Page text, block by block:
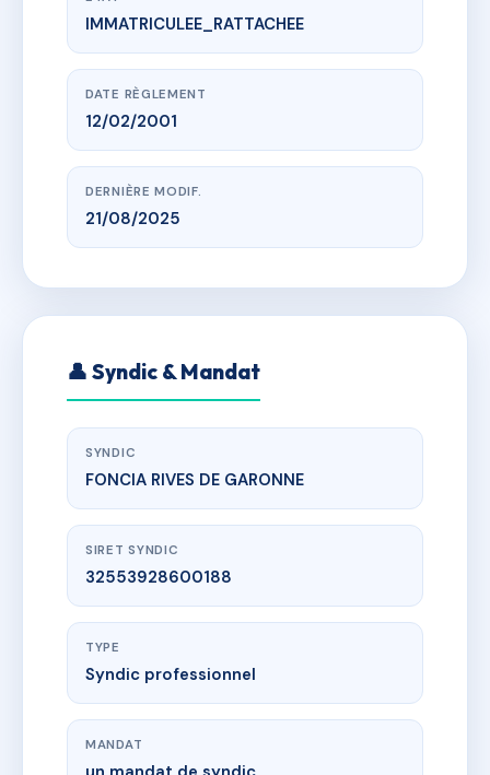
www.vme.plus/AC6517940
LES PRELUDES
r de l'ecole, 47550 Boé
IMMATRICULEE_RATTACHEE
DATE RÈGLEMENT
12/02/2001
DERNIÈRE MODIF.
21/08/2025
👤 Syndic & Mandat
SYNDIC
FONCIA RIVES DE GARONNE
SIRET SYNDIC
32553928600188
TYPE
Syndic professionnel
MANDAT